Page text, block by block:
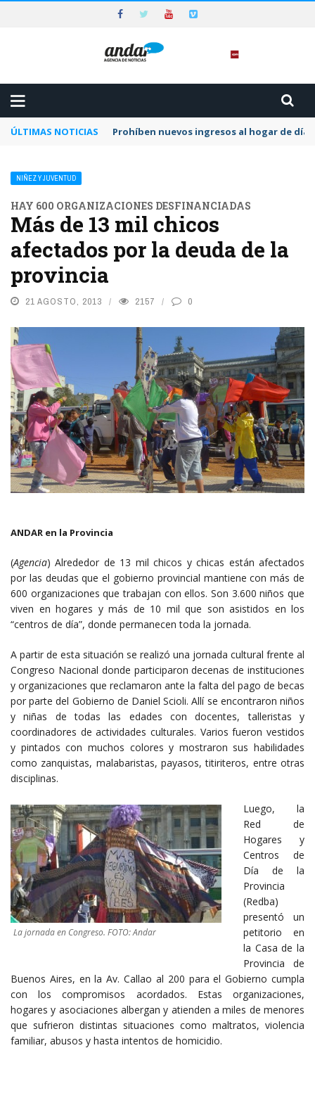
ÚLTIMAS NOTICIAS Prohíben nuevos ingresos al hogar de día
NIÑEZ Y JUVENTUD
HAY 600 ORGANIZACIONES DESFINANCIADAS
Más de 13 mil chicos
afectados por la deuda de la
provincia
21 AGOSTO, 2013 2157 0
ANDAR en la Provincia
(Agencia) Alrededor de 13 mil chicos y chicas están afectados
por las deudas que el gobierno provincial mantiene con más de
600 organizaciones que trabajan con ellos. Son 3.600 niños que
viven en hogares y más de 10 mil que son asistidos en los
“centros de día”, donde permanecen toda la jornada.
A partir de esta situación se realizó una jornada cultural frente al
Congreso Nacional donde participaron decenas de instituciones
y organizaciones que reclamaron ante la falta del pago de becas
por parte del Gobierno de Daniel Scioli. Allí se encontraron niños
y niñas de todas las edades con docentes, talleristas y
coordinadores de actividades culturales. Varios fueron vestidos
y pintados con muchos colores y mostraron sus habilidades
como zanquistas, malabaristas, payasos, titiriteros, entre otras
disciplinas.
La jornada en Congreso. FOTO: Andar
Luego, la
Red de
Hogares y
Centros de
Día de la
Provincia
(Redba)
presentó un
petitorio en
la Casa de la
Provincia de
Buenos Aires, en la Av. Callao al 200 para el Gobierno cumpla
con los compromisos acordados. Estas organizaciones,
hogares y asociaciones albergan y atienden a miles de menores
que sufrieron distintas situaciones como maltratos, violencia
familiar, abusos y hasta intentos de homicidio.